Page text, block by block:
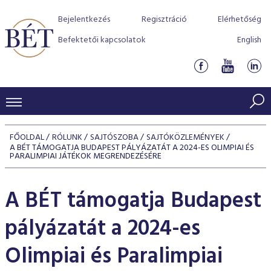
Bejelentkezés Regisztráció
Elérhetőség
Befektetői kapcsolatok
English
KERESKEDÉSI ADATOK
INDEXEK
Kötvényindexek
Jelzáloglevél indexek
Vállalati kötvény indexek
Kedvenc instrumentumok
Azonnali Piac
Részvények
Származékos piac
BEFEKTETŐK
Indexek
Részvény szekció
Hitelpapír szekció
Szabályozás
BÉT szabályzatok
Befektetővédelem
Alkalmazott díjstruktúra
Elszámolás
KIBOCSÁTÓK
Részvény és vállalati kötvény tőzsdei bevezetését
program
BÉT Xtend - Részvénypiac egyszerűen
TŐZSDETAGOK
Tőzsdetagok, üzletkötők
VENDOROK
FŐOLDAL RÓLUNK SAJTÓSZOBA SAJTÓKÖZLEMÉNYEK
A BÉT TÁMOGATJA BUDAPEST PÁLYÁZATÁT A 2024-ES OLIMPIAI ÉS
PARALIMPIAI JÁTÉKOK MEGRENDEZÉSÉRE
A BÉT támogatja Budapest
pályázatát a 2024-es
Olimpiai és Paralimpiai